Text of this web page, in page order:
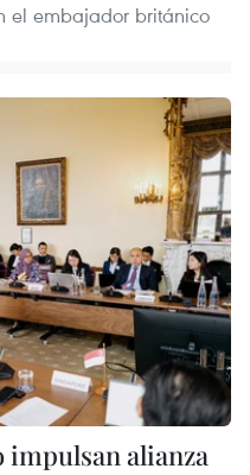
el embajador británico
impulsan alianza